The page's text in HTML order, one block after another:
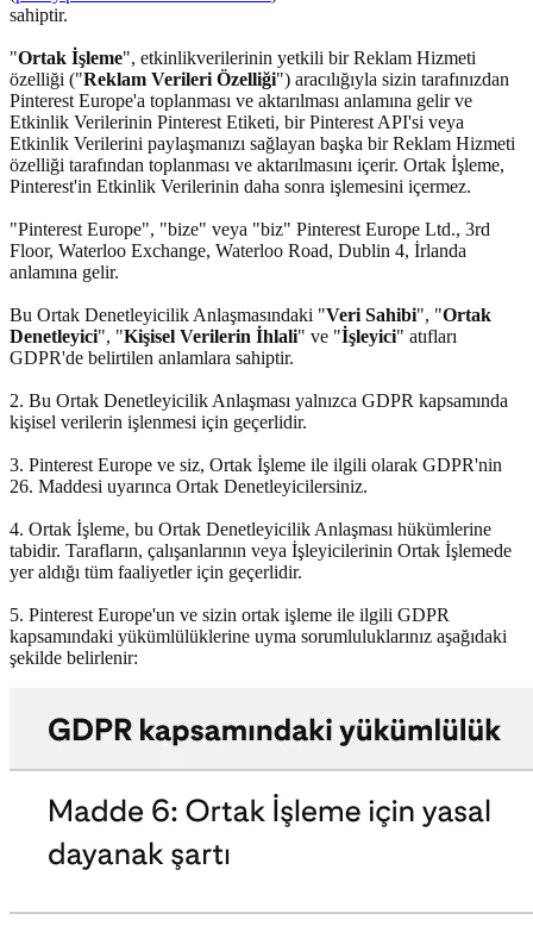
sahiptir.
"Ortak İşleme", etkinlikverilerinin yetkili bir Reklam Hizmeti
özelliği ("Reklam Verileri Özelliği") aracılığıyla sizin tarafınızdan
Pinterest Europe'a toplanması ve aktarılması anlamına gelir ve
Etkinlik Verilerinin Pinterest Etiketi, bir Pinterest API'si veya
Etkinlik Verilerini paylaşmanızı sağlayan başka bir Reklam Hizmeti
özelliği tarafından toplanması ve aktarılmasını içerir. Ortak İşleme,
Pinterest'in Etkinlik Verilerinin daha sonra işlemesini içermez.
"Pinterest Europe", "bize" veya "biz" Pinterest Europe Ltd., 3rd
Floor, Waterloo Exchange, Waterloo Road, Dublin 4, İrlanda
anlamına gelir.
Bu Ortak Denetleyicilik Anlaşmasındaki "Veri Sahibi", "Ortak
Denetleyici", "Kişisel Verilerin İhlali" ve "İşleyici" atıfları
GDPR'de belirtilen anlamlara sahiptir.
2. Bu Ortak Denetleyicilik Anlaşması yalnızca GDPR kapsamında
kişisel verilerin işlenmesi için geçerlidir.
3. Pinterest Europe ve siz, Ortak İşleme ile ilgili olarak GDPR'nin
26. Maddesi uyarınca Ortak Denetleyicilersiniz.
4. Ortak İşleme, bu Ortak Denetleyicilik Anlaşması hükümlerine
tabidir. Tarafların, çalışanlarının veya İşleyicilerinin Ortak İşlemede
yer aldığı tüm faaliyetler için geçerlidir.
5. Pinterest Europe'un ve sizin ortak işleme ile ilgili GDPR
kapsamındaki yükümlülüklerine uyma sorumluluklarınız aşağıdaki
şekilde belirlenir: